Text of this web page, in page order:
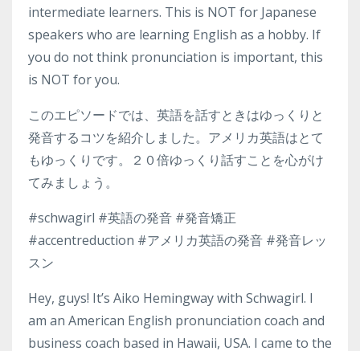
intermediate learners. This is NOT for Japanese
speakers who are learning English as a hobby. If
you do not think pronunciation is important, this
is NOT for you.
このエピソードでは、英語を話すときはゆっくりと
発音するコツを紹介しました。アメリカ英語はとて
もゆっくりです。２０倍ゆっくり話すことを心がけ
てみましょう。
#schwagirl #英語の発音 #発音矯正
#accentreduction #アメリカ英語の発音 #発音レッ
スン
Hey, guys! It’s Aiko Hemingway with Schwagirl. I
am an American English pronunciation coach and
business coach based in Hawaii, USA. I came to the